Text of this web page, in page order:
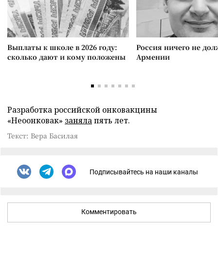
Выплаты к школе в 2026 году:
сколько дают и кому положены
Россия ничего не
Армении
Разработка российской онковакцины
«Неоонковак» занялапять лет.
Текст: Вера Басилая
Подписывайтесь на наши каналы
Комментировать